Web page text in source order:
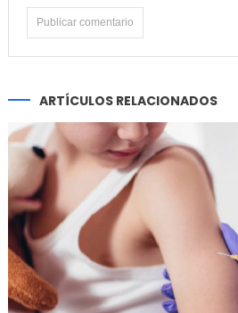
ARTÍCULOS RELACIONADOS